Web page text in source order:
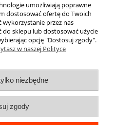
konto
i dostawa
nas
umożliwiają poprawne
dostosować ofertę do Twoich
wykorzystanie przez nas
sklepu lub dostosować użycie
opcję "Dostosuj zgody".
w naszej Polityce
niezbędne
zgody